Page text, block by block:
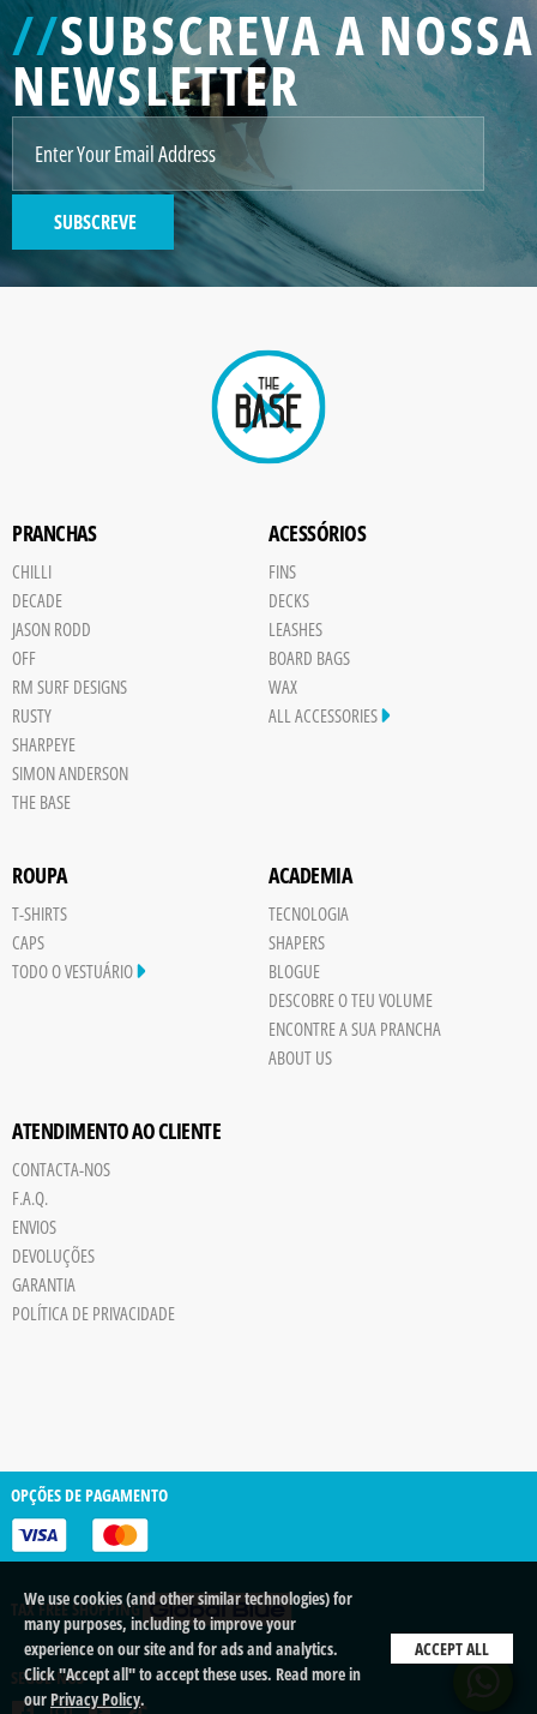
We use cookies (and other similar technologies) for
many purposes, including to improve your
experience on our site and for ads and analytics.
Click "Accept all" to accept these uses. Read more in
ourPrivacy Policy.
ACCEPT ALL
//SUBSCREVA A NOSSA
NEWSLETTER
SUBSCREVE
PRANCHAS
CHILLI
DECADE
JASON RODD
OFF
RM SURF DESIGNS
RUSTY
SHARPEYE
SIMON ANDERSON
THE BASE
ACESSÓRIOS
FINS
DECKS
LEASHES
BOARD BAGS
WAX
ALL ACCESSORIES
ROUPA
T-SHIRTS
CAPS
TODO O VESTUÁRIO
ACADEMIA
TECNOLOGIA
SHAPERS
BLOGUE
DESCOBRE O TEU VOLUME
ENCONTRE A SUA PRANCHA
ABOUT US
ATENDIMENTO AO CLIENTE
CONTACTA-NOS
F.A.Q.
ENVIOS
DEVOLUÇÕES
GARANTIA
POLÍTICA DE PRIVACIDADE
OPÇÕES DE PAGAMENTO
TAX FREE SHOPPING
SEGUE-NOS